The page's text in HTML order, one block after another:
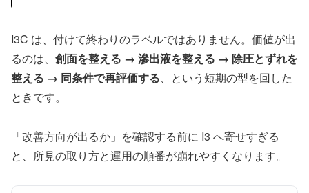
I3C は、付けて終わりのラベルではありません。価値が出
るのは、 創面を整える → 滲出液を整える → 除圧とずれを
整える → 同条件で再評価する、という短期の型を回した
ときです。
「改善方向が出るか」を確認する前に I3 へ寄せすぎる
と、所見の取り方と運用の順番が崩れやすくなります。